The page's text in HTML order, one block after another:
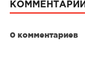
КОММЕНТАРИИ
0 комментариев